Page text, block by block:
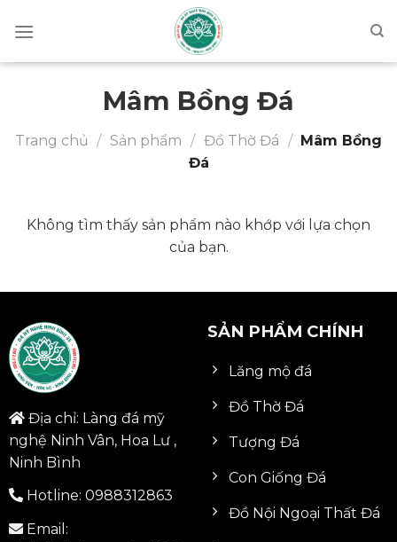
đến
Mâm Bồng Đá
Trang chủ / Sản phẩm / Đồ Thờ Đá /
Mâm Bồng
Đá
Không tìm thấy sản phẩm nào khớp với lựa chọn
của bạn.
Địa chỉ: Làng đá mỹ
nghệ Ninh Vân, Hoa Lư ,
Ninh Bình
Hotline: 0988312863
Email:
SẢN PHẨM CHÍNH
Lăng mộ đá
Đồ Thờ Đá
Tượng Đá
Con Giống Đá
Đồ Nội Ngoại Thất Đá